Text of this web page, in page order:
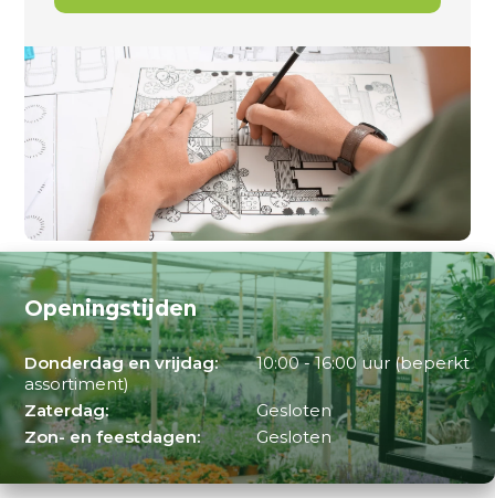
Openingstijden
Donderdag en vrijdag:
10:00 - 16:00 uur (beperkt
assortiment)
Zaterdag:
Gesloten
Zon- en feestdagen:
Gesloten